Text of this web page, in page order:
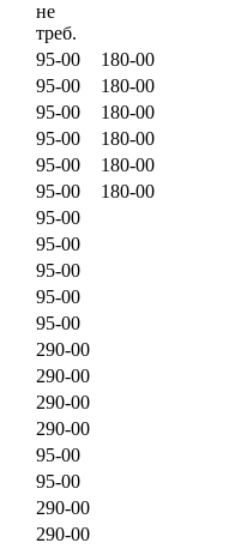
не
треб.
95-00 180-00
95-00 180-00
95-00 180-00
95-00 180-00
95-00 180-00
95-00 180-00
95-00
95-00
95-00
95-00
95-00
290-00
290-00
290-00
290-00
95-00
95-00
290-00
290-00